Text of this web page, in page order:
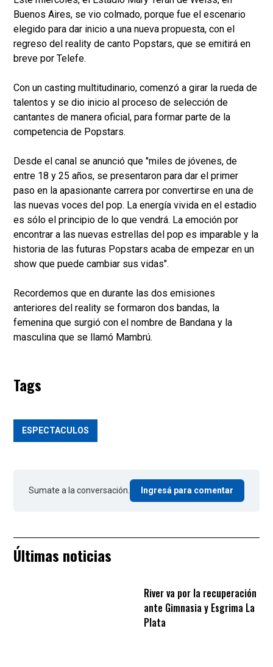
Buenos Aires, se vio colmado, porque fue el escenario
elegido para dar inicio a una nueva propuesta, con el
regreso del reality de canto Popstars, que se emitirá en
breve por Telefe.
Con un casting multitudinario, comenzó a girar la rueda de
talentos y se dio inicio al proceso de selección de
cantantes de manera oficial, para formar parte de la
competencia de Popstars.
Desde el canal se anunció que "miles de jóvenes, de
entre 18 y 25 años, se presentaron para dar el primer
paso en la apasionante carrera por convertirse en una de
las nuevas voces del pop. La energía vivida en el estadio
es sólo el principio de lo que vendrá. La emoción por
encontrar a las nuevas estrellas del pop es imparable y la
historia de las futuras Popstars acaba de empezar en un
show que puede cambiar sus vidas".
Recordemos que en durante las dos emisiones
anteriores del reality se formaron dos bandas, la
femenina que surgió con el nombre de Bandana y la
masculina que se llamó Mambrú.
Tags
ESPECTACULOS
Sumate a la conversación. Ingresá para comentar
Últimas noticias
River va por la recuperación
ante Gimnasia y Esgrima La
Plata